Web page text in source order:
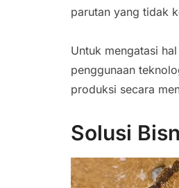
parutan yang tidak
Untuk mengatasi
penggunaan
produksi secara
Solusi